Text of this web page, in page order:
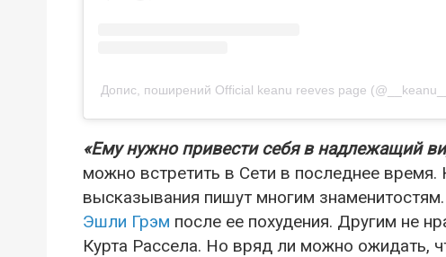
Допис, поширений Official keanu reeves page
«Ему нужно привести себя в надлежащий
можно встретить в Сети в последнее
высказывания пишут многим
Эшли Грэм после ее похудения. Другим не
Курта Рассела. Но вряд ли можно ожидать,